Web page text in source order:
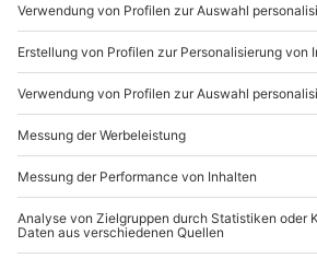
Mo-Fr: 9-17 Uhr
b2b@mydays.de
www.b2b.mydays.de/
Artikelnummer 60147
Andere Produkte entdecken